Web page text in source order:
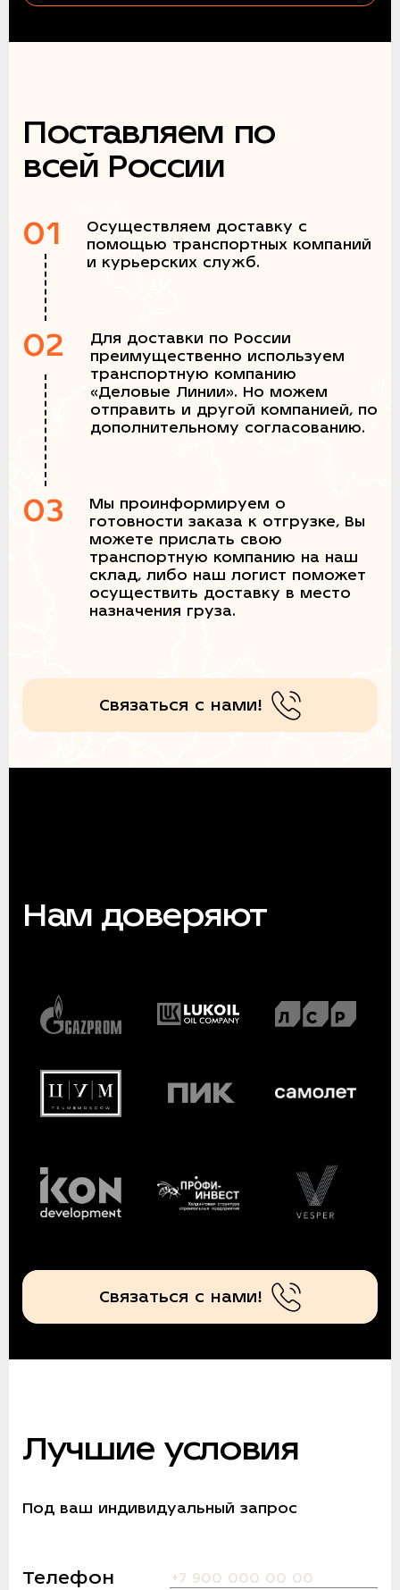
Поставляем по
всей России
01
Осуществляем доставку с
помощью транспортных компаний
и курьерских служб.
02
Для доставки по России
преимущественно используем
транспортную компанию
«Деловые Линии». Но можем
отправить и другой компанией, по
дополнительному согласованию.
03
Мы проинформируем о
готовности заказа к отгрузке, Вы
можете прислать свою
транспортную компанию на наш
склад, либо наш логист поможет
осуществить доставку в место
назначения груза.
Связаться с нами!
Нам доверяют
Связаться с нами!
Лучшие условия
Под ваш индивидуальный запрос
Телефон